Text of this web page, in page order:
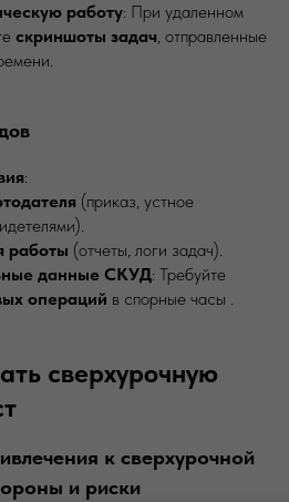
работу: При удаленном
скриншоты задач, отправленные
:
(приказ, устное
работы (отчеты, логи задач).
данные СКУД: Требуйте
операций в спорные часы .
сверхурочную
к сверхурочной
и риски